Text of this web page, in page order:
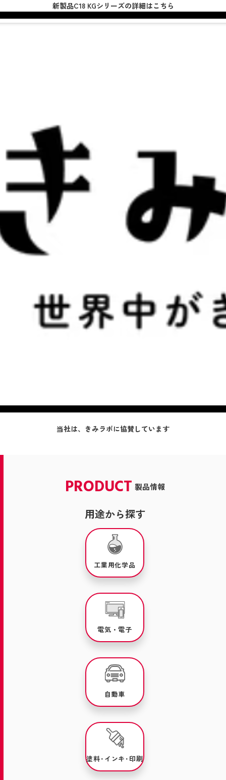
新製品C18 KGシリーズの詳細はこちら
当社は、きみラボに協賛しています
製品情報
PRODUCT
用途から探す
工業用化学品
電気・電子
自動車
塗料･インキ･印刷